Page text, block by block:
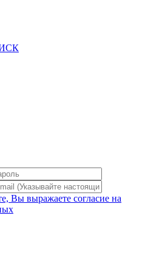
Вы выражаете согласие на